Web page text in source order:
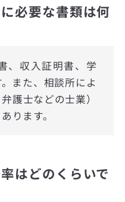
必要な書類は何
、収入証明書、学
また、相談所によ
護士などの士業）
ります。
はどのくらいで